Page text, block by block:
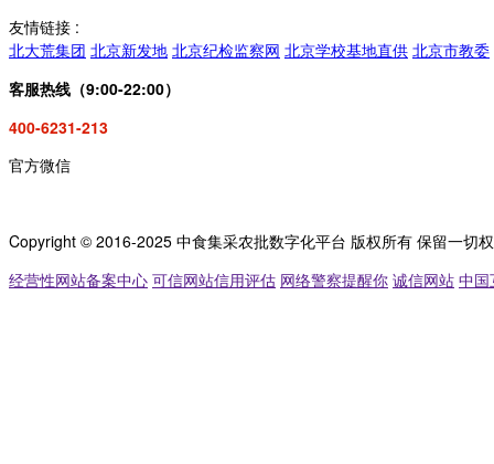
友情链接 :
北大荒集团 北京新发地 北京纪检监察网 北京学校基地直供 北京市教委
客服热线（9:00-22:00）
400-6231-213
官方微信
Copyright © 2016-2025 中食集采农批数字化平台 版权所有 保留一切
经营性网站备案中心 可信网站信用评估 网络警察提醒你 诚信网站 中国